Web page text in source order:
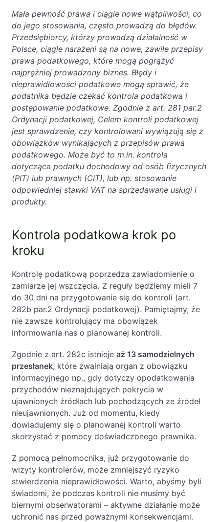
Ochrona majątku i planowanie podatkowe
Doradztwo sukcesyjne
Ochrona majątku
Planowanie podatkowe
Restrukturyzacje
Spółki zagraniczne – wsparcie
przedsiębiorców poza granicami RP
Obsługa korporacyjna
Bieżące doradztwo prawne
Bieżące doradztwo prawne dla spółek z
branży IT
Likwidacje i upadłości spółek
Modelowanie i optymalizacja działalności IT
Przygotowywanie umów w obrocie
międzynarodowym
Rejestracja spółek prawa handlowego
Księgowość
Kontakt
Mała pewność prawa i ciągle nowe wątpliwości, co
do jego stosowania, często prowadzą do błędów.
Przedsiębiorcy, którzy prowadzą działalność w
Polsce, ciągle narażeni są na nowe, zawiłe przepisy
prawa podatkowego, które mogą pogrążyć
najprężniej prowadzony biznes. Błędy i
nieprawidłowości podatkowe mogą sprawić, że
podatnika będzie czekać kontrola podatkowa i
postępowanie podatkowe. Zgodnie z art. 281 par.2
Ordynacji podatkowej, Celem kontroli podatkowej
jest sprawdzenie, czy kontrolowani wywiązują się z
obowiązków wynikających z przepisów prawa
podatkowego. Może być to m.in. kontrola
dotycząca podatku dochodowy od osób fizycznych
(PIT) lub prawnych (CIT), lub np. stosowanie
odpowiedniej stawki VAT na sprzedawane usługi i
produkty.
Kontrola podatkowa krok po
kroku
Kontrolę podatkową poprzedza zawiadomienie o
zamiarze jej wszczęcia. Z reguły będziemy mieli 7
do 30 dni na przygotowanie się do kontroli (art.
282b par.2 Ordynacji podatkowej). Pamiętajmy, że
nie zawsze kontrolujący ma obowiązek
informowania nas o planowanej kontroli.
Zgodnie z art. 282c istnieje aż 13 samodzielnych
przesłanek, które zwalniają organ z obowiązku
informacyjnego np., gdy dotyczy opodatkowania
przychodów nieznajdujących pokrycia w
ujawnionych źródłach lub pochodzących ze źródeł
nieujawnionych. Już od momentu, kiedy
dowiadujemy się o planowanej kontroli warto
skorzystać z pomocy doświadczonego prawnika.
Z pomocą pełnomocnika, już przygotowanie do
wizyty kontrolerów, może zmniejszyć ryzyko
stwierdzenia nieprawidłowości. Warto, abyśmy byli
świadomi, że podczas kontroli nie musimy być
biernymi obserwatorami – aktywne działanie może
uchronić nas przed poważnymi konsekwencjami.